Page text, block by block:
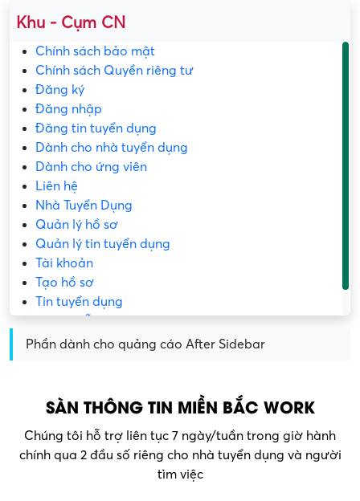
Khu - Cụm CN
Chính sách bảo mật
Chính sách Quyền riêng tư
Đăng ký
Đăng nhập
Đăng tin tuyển dụng
Dành cho nhà tuyển dụng
Dành cho ứng viên
Liên hệ
Nhà Tuyển Dụng
Quản lý hồ sơ
Quản lý tin tuyển dụng
Tài khoản
Tạo hồ sơ
Tin tuyển dụng
Phần dành cho quảng cáo After Sidebar
SÀN THÔNG TIN MIỀN BẮC WORK
Chúng tôi hỗ trợ liên tục 7 ngày/tuần trong giờ hành
chính qua 2 đầu số riêng cho nhà tuyển dụng và người
tìm việc